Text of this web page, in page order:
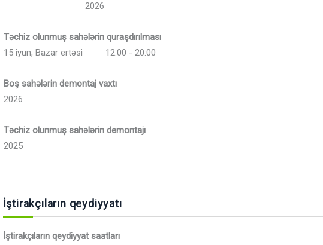
2026
Təchiz olunmuş sahələrin quraşdırılması
15 iyun, Bazar ertəsi
12:00 - 20:00
Boş sahələrin demontaj vaxtı
2026
Təchiz olunmuş sahələrin demontajı
2025
İştirakçıların qeydiyyatı
İştirakçıların qeydiyyat saatları